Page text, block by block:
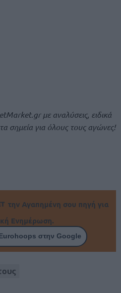
gr με αναλύσεις, ειδικά
σημεία για όλους τους αγώνες!
την Αγαπημένη σου πηγή για
Ενημέρωση.
στην Google